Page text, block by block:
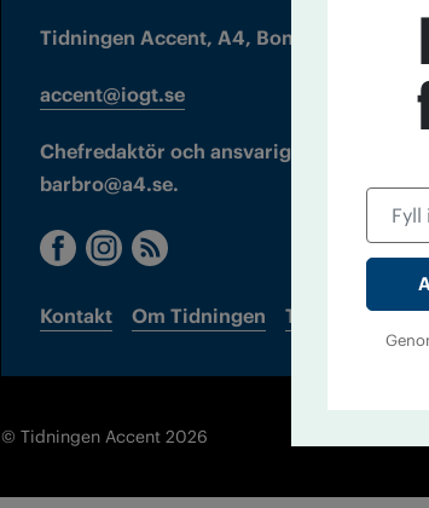
Tidningen Accent, A4, Bondegatan 21,
accent@iogt.se
Chefredaktör och ansvarig utgivare:
barbro@a4.se.
Kontakt Om Tidningen Tidningsarkiv
© Tidningen Accent 2026